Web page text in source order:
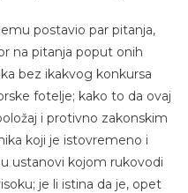
postavio par pitanja,
na pitanja poput onih
bez ikakvog konkursa
fotelje; kako to da ovaj
i protivno zakonskim
koji je istovremeno i
ustanovi kojom rukovodi
je li istina da je, opet